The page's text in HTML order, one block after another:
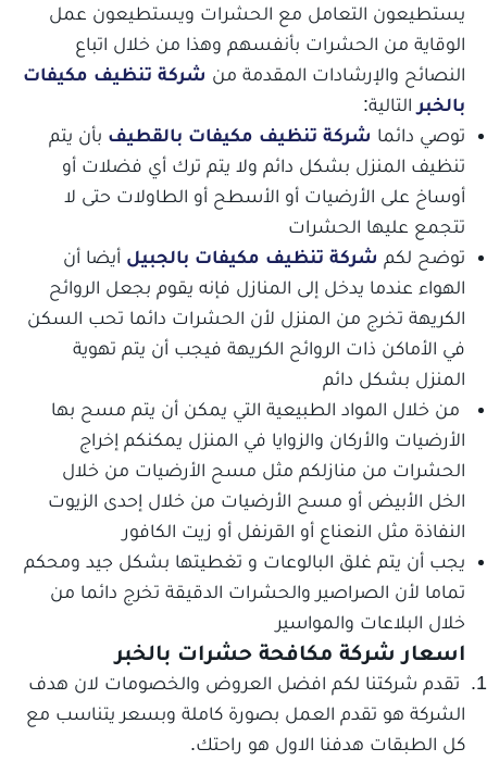
يستطيعون التعامل مع الحشرات ويستطيعون عمل
الوقاية من الحشرات بأنفسهم وهذا من خلال اتباع
النصائح والإرشادات المقدمة من شركة تنظيف مكيفات
بالخبر التالية:
توصي دائما شركة تنظيف مكيفات بالقطيف بأن يتم
تنظيف المنزل بشكل دائم ولا يتم ترك أي فضلات أو
أوساخ على الأرضيات أو الأسطح أو الطاولات حتى لا
تتجمع عليها الحشرات
توضح لكم شركة تنظيف مكيفات بالجبيل أيضا أن
الهواء عندما يدخل إلى المنازل فإنه يقوم بجعل الروائح
الكريهة تخرج من المنزل لأن الحشرات دائما تحب السكن
في الأماكن ذات الروائح الكريهة فيجب أن يتم تهوية
المنزل بشكل دائم
من خلال المواد الطبيعية التي يمكن أن يتم مسح بها
الأرضيات والأركان والزوايا في المنزل يمكنكم إخراج
الحشرات من منازلكم مثل مسح الأرضيات من خلال
الخل الأبيض أو مسح الأرضيات من خلال إحدى الزيوت
النفاذة مثل النعناع أو القرنفل أو زيت الكافور
يجب أن يتم غلق البالوعات و تغطيتها بشكل جيد ومحكم
تماما لأن الصراصير والحشرات الدقيقة تخرج دائما من
خلال البلاعات والمواسير
اسعار شركة مكافحة حشرات بالخبر
تقدم شركتنا لكم افضل العروض والخصومات لان هدف
الشركة هو تقدم العمل بصورة كاملة وبسعر يتناسب مع
كل الطبقات هدفنا الاول هو راحتك.
جميع الخدمات